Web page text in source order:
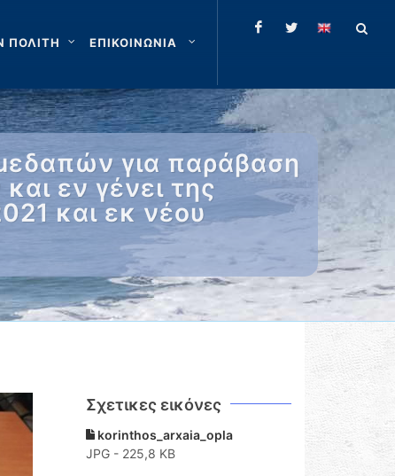
ΠΟΛΙΤΗ ΕΠΙΚΟΙΝΩΝΙΑ
για παράβαση
εν γένει της
και εκ νέου
Σχετικες εικόνες
korinthos_arxaia_opla
JPG - 225,8 KB